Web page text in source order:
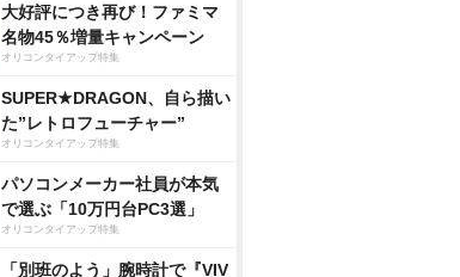
大好評につき再び！ファミマ
名物45％増量キャンペーン
オリコンタイアップ特集
SUPER★DRAGON、自ら描い
た”レトロフューチャー”
オリコンタイアップ特集
パソコンメーカー社員が本気
で選ぶ「10万円台PC3選」
オリコンタイアップ特集
「別班のよう」腕時計で『VIV